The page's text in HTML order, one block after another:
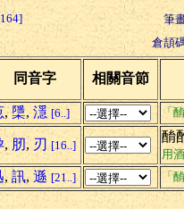
筆
倉頡
同音字 相關音節
, 檃, 濦 [6..] 「
, 肕, 刃 [16..]
酳
用
, 訊, 遜 [21..]
「